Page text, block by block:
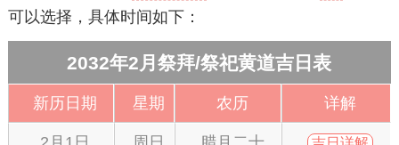
可以选择，具体时间如下：
2032年2月祭拜/祭祀黄道吉日表
新历日期 星期 农历 详解